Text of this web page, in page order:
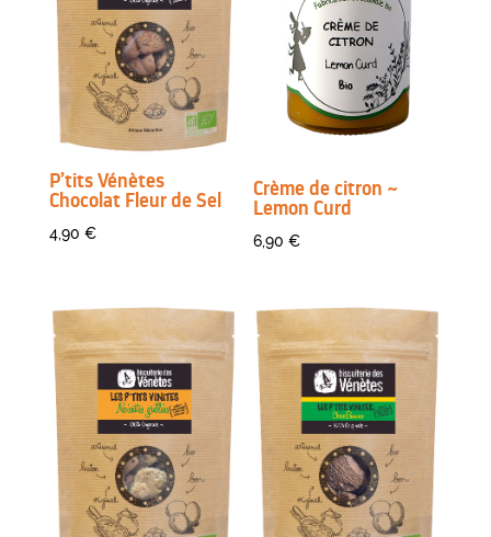
P’tits Vénètes
Chocolat Fleur de Sel
4,90 €
Crème de citron ~
Lemon Curd
6,90€